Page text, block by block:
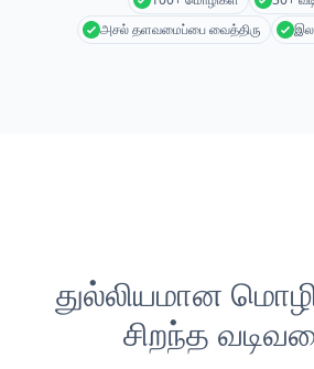
அசல் தளவமைப்பை வைத்திரு
துல்லியமான
சிறந்த